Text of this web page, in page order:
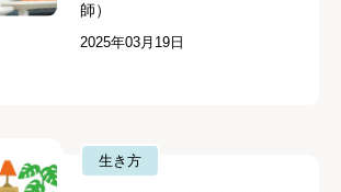
師）
2025年03月19日
生き方